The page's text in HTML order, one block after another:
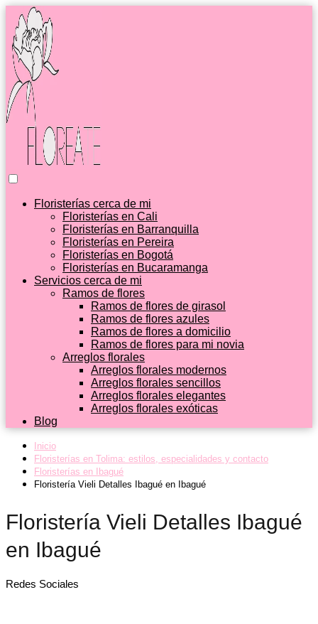
Floristerías cerca de mi
Floristerías en Cali
Floristerías en Barranquilla
Floristerías en Pereira
Floristerías en Bogotá
Floristerías en Bucaramanga
Servicios cerca de mi
Ramos de flores
Ramos de flores de girasol
Ramos de flores azules
Ramos de flores a domicilio
Ramos de flores para mi novia
Arreglos florales
Arreglos florales modernos
Arreglos florales sencillos
Arreglos florales elegantes
Arreglos florales exóticas
Blog
Inicio
Floristerías en Tolima: estilos, especialidades y contacto
Floristerías en Ibagué
Floristería Vieli Detalles Ibagué en Ibagué
Floristería Vieli Detalles Ibagué
en Ibagué
Redes Sociales